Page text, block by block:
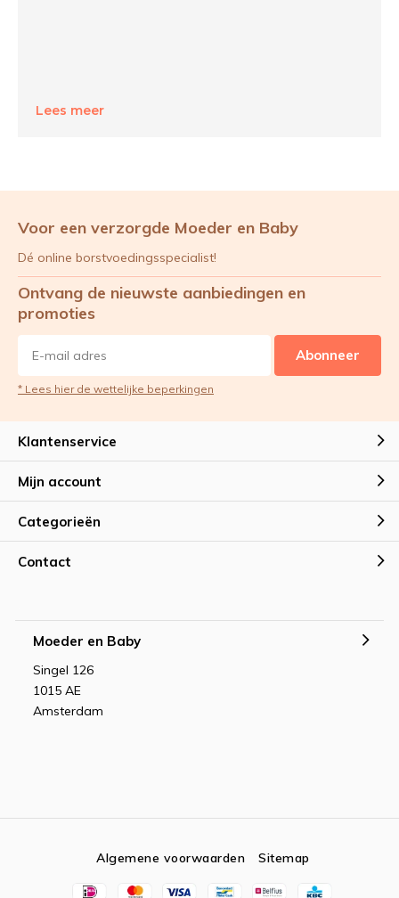
Lees meer
Voor een verzorgde Moeder en Baby
Dé online borstvoedingsspecialist!
Ontvang de nieuwste aanbiedingen en
promoties
Abonneer
* Lees hier de wettelijke beperkingen
Klantenservice
Mijn account
Categorieën
Contact
Moeder en Baby
Singel 126
1015 AE
Amsterdam
Algemene voorwaarden Sitemap